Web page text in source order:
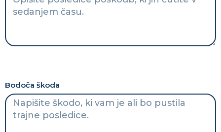
Bodoča škoda